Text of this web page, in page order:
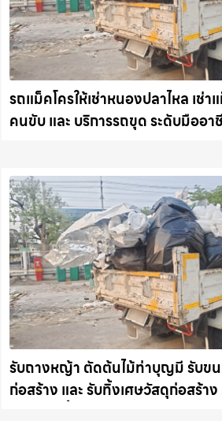
รถแม็คโครให้เช่าหนองปลาไหล เช่
คนขับ และ บริการรถขุด ระดับมืออ
รับถางหญ้า ตัดต้นไม้ท่าบุญมี รับข
ก่อสร้าง และ รับทิ้งเศษวัสดุก่อสร้า